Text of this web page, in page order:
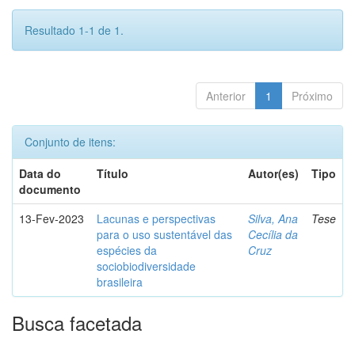
Resultado 1-1 de 1.
Anterior 1 Próximo
Conjunto de itens:
Data do
documento
Título Autor(es) Tipo
13-Fev-2023
Lacunas e perspectivas
para o uso sustentável das
espécies da
sociobiodiversidade
brasileira
Silva, Ana
Cecília da
Cruz
Tese
Busca facetada